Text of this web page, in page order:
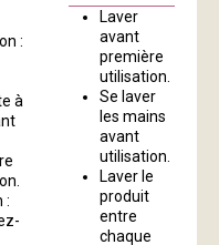
:
à
:
Laver
avant
première
utilisation.
Se laver
les mains
avant
utilisation.
Laver le
produit
entre
chaque